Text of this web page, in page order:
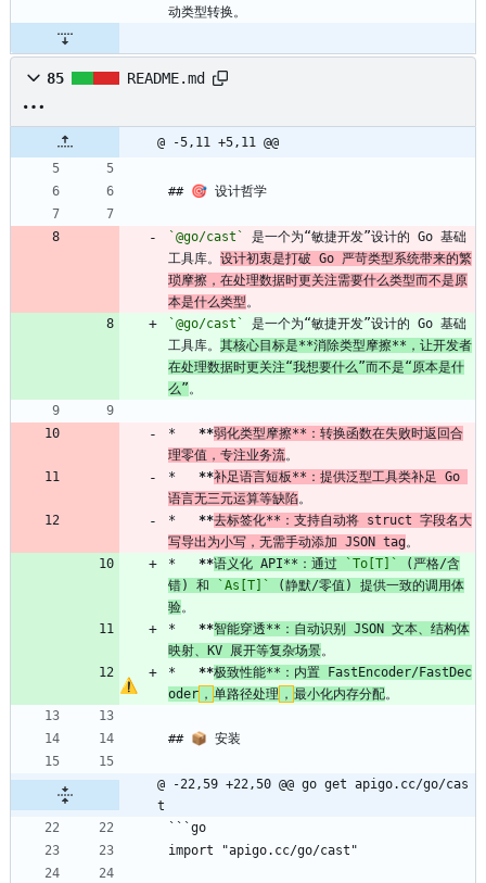
动类型转换。
85 README.md
@ -5,11 +5,11 @@
## 🎯 设计哲学
`@go/cast`
是一个为“敏捷开发”设计的 Go 基础
工具库。 设计初衷是打破 Go 严苛类型系统带来的繁
琐摩擦，在处理数据时更关注需要什么类型而不是原
本是什么类型。
`@go/cast`
是一个为“敏捷开发”设计的 Go 基础
工具库。 其核心目标是**消除类型摩擦**，让开发者
在处理数据时更关注“我想要什么”而不是“原本是什
么”。
* **弱化类型摩擦**：转换函数在失败时返回合
理零值，专注业务流。
* **补足语言短板**：提供泛型工具类补足 Go
语言无三元运算等缺陷。
* **去标签化**：支持自动将 struct 字段名大
写导出为小写，无需手动添加 JSON tag。
* **语义化 API**：通过 `To[T]`
(严格/含
错) 和
`As[T]`
(静默/零值) 提供一致的调用体
验。
* **智能穿透**：自动识别 JSON 文本、结构体
映射、KV 展开等复杂场景。
* **极致性能**：内置 FastEncoder/FastDec
oder ， 单路径处理 ， 最小化内存分配。
## 📦 安装
@ -22,59 +22,50 @@ go get apigo.cc/go/cas
t
```go
import "apigo.cc/go/cast"